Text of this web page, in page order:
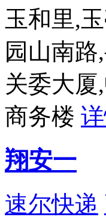
玉和里,
园山南
关委大
商务楼
翔安一
速尔快递